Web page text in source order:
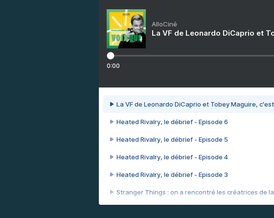
AlloCiné
La VF de Leonardo DiCaprio et
0:00
La VF de Leonardo DiCaprio et Tobey Maguire,
Heated Rivalry, le débrief - Episode 6
Heated Rivalry, le débrief - Episode 5
Heated Rivalry, le débrief - Episode 4
Heated Rivalry, le débrief - Episode 3
Stranger Things : on a rencontré les créatrices de la